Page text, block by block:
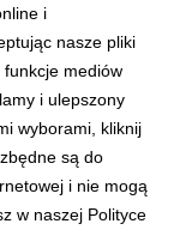
Neo
Predator Helios
Helios Neo 16S
i
nasze pliki
mediów
i ulepszony
wyborami, kliknij
są do
i nie mogą
w naszej Polityce